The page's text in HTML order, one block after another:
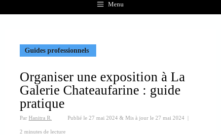
Menu
Guides professionnels
Organiser une exposition à La
Galerie Chateaufarine : guide
pratique
Par Hanitra R. Publié le 27 mai 2024 & Mis à jour le 27 mai 2024 |
2 minutes de lecture